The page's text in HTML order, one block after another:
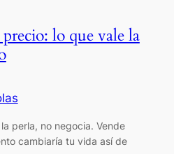
lo que vale la
perla, no negocia. Vende
cambiaría tu vida así de